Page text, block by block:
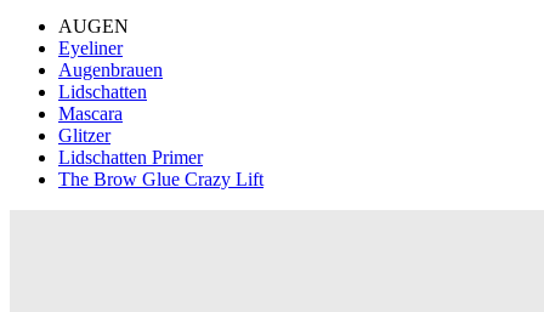
AUGEN
Eyeliner
Augenbrauen
Lidschatten
Mascara
Glitzer
Lidschatten Primer
The Brow Glue Crazy Lift